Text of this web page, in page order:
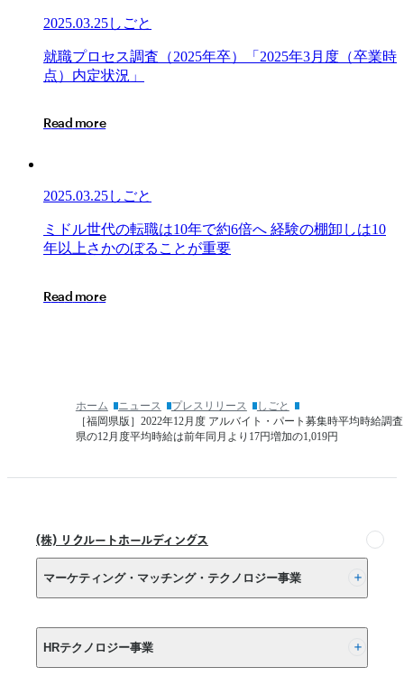
査
（2026
年
卒）
3
時
内
定
況」
2025.03.25しごと
就
職
セ
査
（2025
年
卒）
3
就職プロ セス調査 （2025年卒） 「 2025年3月 度 （卒業時
点） 内定状況 」
Read more
2025.03.25しごと
ミ
ド
代
験
棚
卸
は
ミ ドル世代の転職は10年で約6倍へ 経験の棚卸 しは10
年以上さかのぼる こ と が重要
Read more
ホーム ニュース プレスリリース
しごと
［福岡県版］2022年12月度 アルバイト・パート募集時平均時給調
県の12月度平均時給は前年同月より17円増加の1,019円
(株) リクルートホールディングス
マーケティング・マッチング・テクノロジー事業
(株) リクルート
HRテクノロジー事業